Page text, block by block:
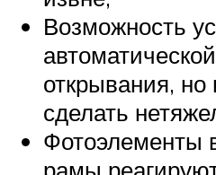
Возможность
открывания,
сделать
Фотоэлементы